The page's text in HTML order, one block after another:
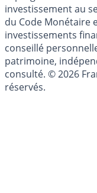
l'épargne ne sont
investissement au
du Code Monétaire
investissements
conseillé
patrimoine,
consulté. © 2026